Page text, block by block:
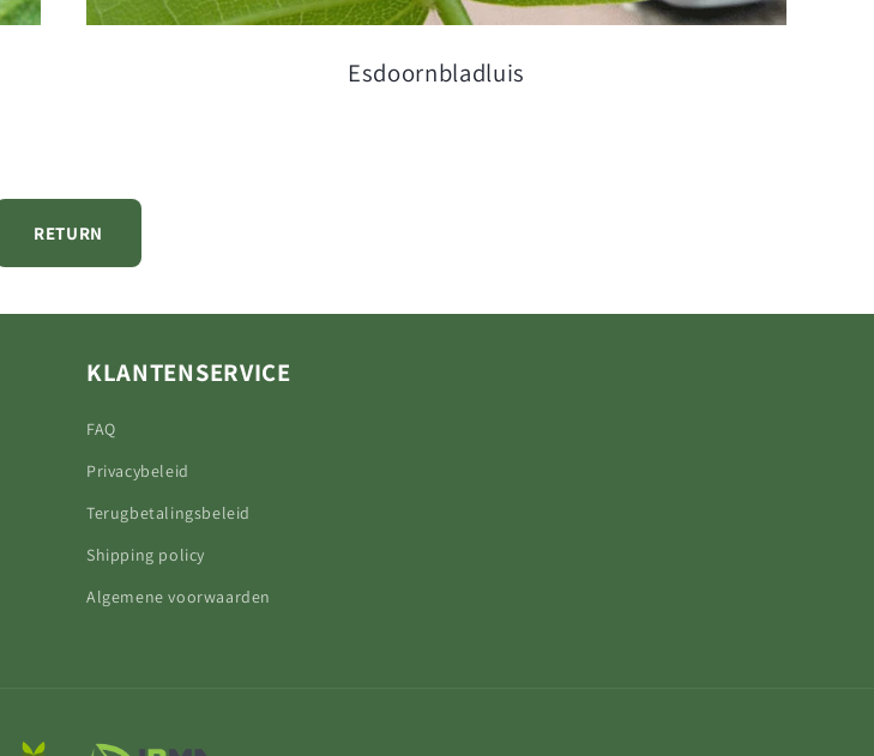
Esdoornbladluis
RETURN
KLANTENSERVICE
FAQ
Privacybeleid
Terugbetalingsbeleid
Shipping policy
Algemene voorwaarden